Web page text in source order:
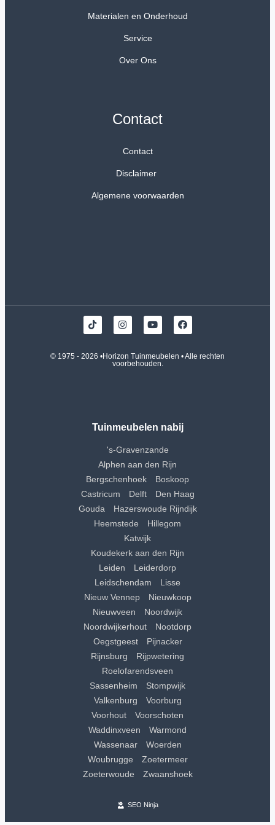
Materialen en Onderhoud
Service
Over Ons
Contact
Contact
Disclaimer
Algemene voorwaarden
© 1975 - 2026 •Horizon Tuinmeubelen • Alle rechten
voorbehouden.
Tuinmeubelen nabij
's-Gravenzande
Alphen aan den Rijn
Bergschenhoek
Boskoop
Castricum
Delft
Den Haag
Gouda
Hazerswoude Rijndijk
Heemstede
Hillegom
Katwijk
Koudekerk aan den Rijn
Leiden
Leiderdorp
Leidschendam
Lisse
Nieuw Vennep
Nieuwkoop
Nieuwveen
Noordwijk
Noordwijkerhout
Nootdorp
Oegstgeest
Pijnacker
Rijnsburg
Rijpwetering
Roelofarendsveen
Sassenheim
Stompwijk
Valkenburg
Voorburg
Voorhout
Voorschoten
Waddinxveen
Warmond
Wassenaar
Woerden
Woubrugge
Zoetermeer
Zoeterwoude
Zwaanshoek
SEO Ninja